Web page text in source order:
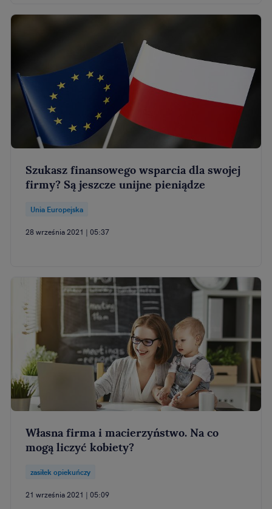
Szukasz finansowego wsparcia dla swojej
firmy? Są jeszcze unijne pieniądze
Unia Europejska
28 września 2021 | 05:37
Własna firma i macierzyństwo. Na co
mogą liczyć kobiety?
zasiłek opiekuńczy
21 września 2021 | 05:09